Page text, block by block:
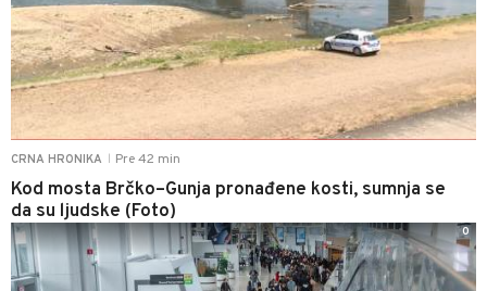
CRNA HRONIKA Pre 42 min
Kod mosta Brčko–Gunja pronađene kosti, sumnja se
da su ljudske (Foto)
0